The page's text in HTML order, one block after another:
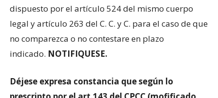
dispuesto por el artículo 524 del mismo cuerpo
legal y artículo 263 del C. C. y C. para el caso de que
no comparezca o no contestare en plazo
indicado. NOTIFIQUESE.
Déjese expresa constancia que según lo